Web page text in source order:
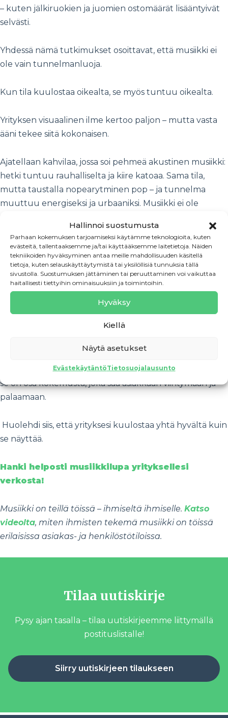
Hallinnoi suostumusta
Parhaan kokemuksen tarjoamiseksi käytämme teknologioita, kuten
evästeitä, tallentaaksemme ja/tai käyttääksemme laitetietoja. Näiden
tekniikoiden hyväksyminen antaa meille mahdollisuuden käsitellä
tietoja, kuten selauskäyttäytymistä tai yksilöllisiä tunnuksia tällä
sivustolla. Suostumuksen jättäminen tai peruuttaminen voi vaikuttaa
haitallisesti tiettyihin ominaisuuksiin ja toimintoihin.
Hyväksy
Kiellä
Näytä asetukset
EvästekäytäntöTietosuojalausunto
– kuten jälkiruokien ja juomien ostomäärät lisääntyivät
selvästi.
Yhdessä nämä tutkimukset osoittavat, että musiikki ei
ole vain tunnelmanluoja.
Kun tila kuulostaa oikealta, se myös tuntuu oikealta.
Yrityksen visuaalinen ilme kertoo paljon – mutta vasta
ääni tekee siitä kokonaisen.
Ajatellaan kahvilaa, jossa soi pehmeä akustinen musiikki:
hetki tuntuu rauhalliselta ja kiire katoaa. Sama tila,
mutta taustalla nopearytminen pop – ja tunnelma
muuttuu energiseksi ja urbaaniksi. Musiikki ei ole
aistimaan, millainen yritys on ja millaisen tunteen se
haluaa herättää. Kun ääni ja visuaalisuus tukevat
toisiaan, tila tuntuu aidolta, harkitulta ja omannäköiseltä
– sellaiselta, jossa on hyvä olla.
Kun äänimaailma on suunniteltu tietoisesti ja musiikilla
on asianmukaiset luvat, se vahvistaa yrityksen
identiteettiä ja tekee asiakaskokemuksesta yhtenäisen.
Pienilläkin valinnoilla voi muuttaa koko tilan
tunnelman. Hyvin soiva tila ei ole vain taustamusiikkia –
se on osa kokemusta, joka saa asiakkaan viihtymään ja
palaamaan.
Huolehdi siis, että yrityksesi kuulostaa yhtä hyvältä kuin
se näyttää.
Hanki helposti musiikkilupa yrityksellesi
verkosta!
Musiikki on teillä töissä – ihmiseltä ihmiselle. Katso
videolta, miten ihmisten tekemä musiikki on töissä
erilaisissa asiakas- ja henkilöstötiloissa.
Tilaa uutiskirje
Pysy ajan tasalla – tilaa uutiskirjeemme liittymällä
postituslistalle!
Siirry uutiskirjeen tilaukseen